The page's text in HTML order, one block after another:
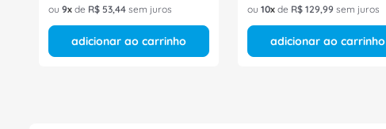
ou 9 de R$ 53,44 sem juros
adicionar ao carrinho
ou 10 de R$ 129,99 sem juros
adicionar ao carrinho